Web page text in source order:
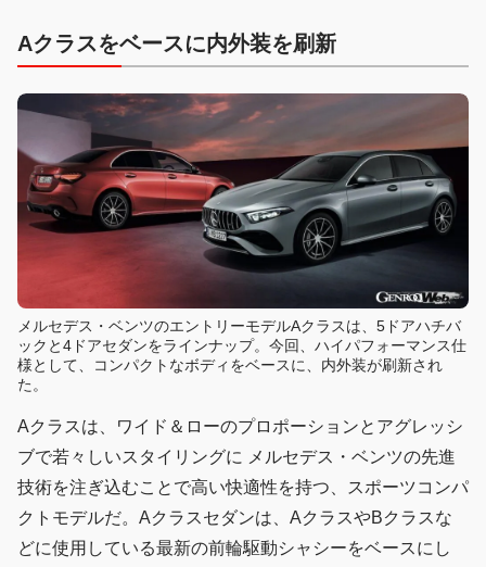
Aクラスをベースに内外装を刷新
メルセデス・ベンツのエントリーモデルAクラスは、5ドアハチバ
ックと4ドアセダンをラインナップ。今回、ハイパフォーマンス仕
様として、コンパクトなボディをベースに、内外装が刷新され
た。
Aクラスは、ワイド＆ローのプロポーションとアグレッシ
ブで若々しいスタイリングに メルセデス・ベンツの先進
技術を注ぎ込むことで高い快適性を持つ、スポーツコンパ
クトモデルだ。Aクラスセダンは、AクラスやBクラスな
どに使用している最新の前輪駆動シャシーをベースにし